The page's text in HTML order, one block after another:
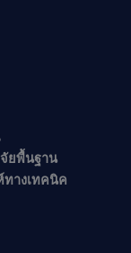
ยพื้นฐาน
ทางเทคนิค